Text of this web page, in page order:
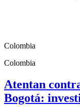
Colombia
Colombia
Atentan
Bogotá: